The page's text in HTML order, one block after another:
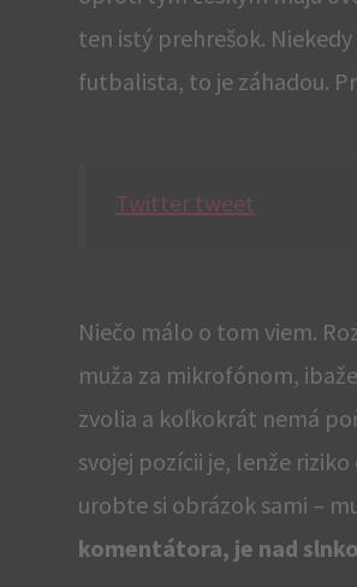
ten istý prehrešok.
futbalista, to je záhadou.
Twitter tweet
Niečo málo o tom viem.
muža za mikrofónom,
zvolia a koľkokrát nemá
svojej pozícii je, lenže
urobte si obrázok sami –
komentátora, je nad